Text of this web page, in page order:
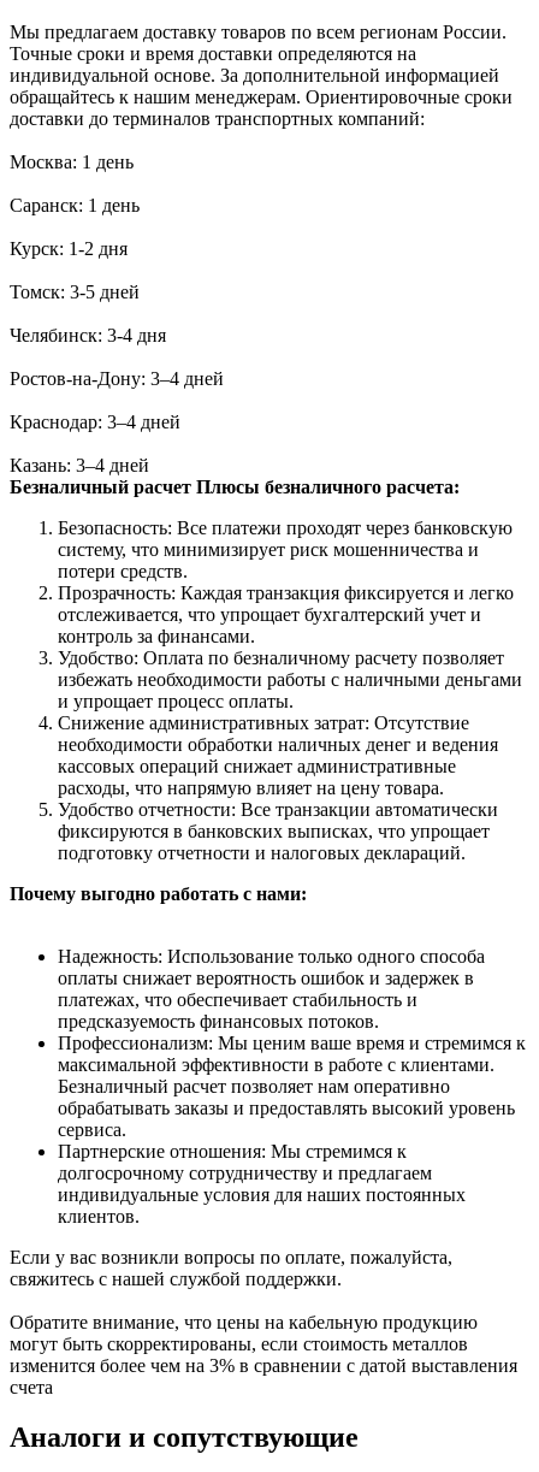
Мы предлагаем доставку товаров по всем регионам России.
Точные сроки и время доставки определяются на
индивидуальной основе. За дополнительной информацией
обращайтесь к нашим менеджерам. Ориентировочные сроки
доставки до терминалов транспортных компаний:
Москва: 1 день
Саранск: 1 день
Курск: 1-2 дня
Томск: 3-5 дней
Челябинск: 3-4 дня
Ростов-на-Дону: 3–4 дней
Краснодар: 3–4 дней
Казань: 3–4 дней
Безналичный расчет Плюсы безналичного расчета:
Безопасность: Все платежи проходят через банковскую
систему, что минимизирует риск мошенничества и
потери средств.
Прозрачность: Каждая транзакция фиксируется и легко
отслеживается, что упрощает бухгалтерский учет и
контроль за финансами.
Удобство: Оплата по безналичному расчету позволяет
избежать необходимости работы с наличными деньгами
и упрощает процесс оплаты.
Снижение административных затрат: Отсутствие
необходимости обработки наличных денег и ведения
кассовых операций снижает административные
расходы, что напрямую влияет на цену товара.
Удобство отчетности: Все транзакции автоматически
фиксируются в банковских выписках, что упрощает
подготовку отчетности и налоговых деклараций.
Почему выгодно работать с нами:
Надежность: Использование только одного способа
оплаты снижает вероятность ошибок и задержек в
платежах, что обеспечивает стабильность и
предсказуемость финансовых потоков.
Профессионализм: Мы ценим ваше время и стремимся к
максимальной эффективности в работе с клиентами.
Безналичный расчет позволяет нам оперативно
обрабатывать заказы и предоставлять высокий уровень
сервиса.
Партнерские отношения: Мы стремимся к
долгосрочному сотрудничеству и предлагаем
индивидуальные условия для наших постоянных
клиентов.
Если у вас возникли вопросы по оплате, пожалуйста,
свяжитесь с нашей службой поддержки.
Обратите внимание, что цены на кабельную продукцию
могут быть скорректированы, если стоимость металлов
изменится более чем на 3% в сравнении с датой выставления
счета
Аналоги и сопутствующие